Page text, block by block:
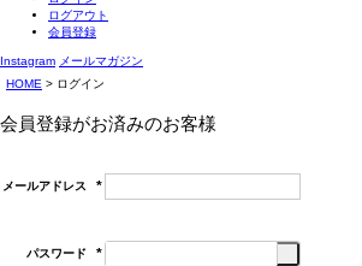
ログアウト
会員登録
Instagram メールマガジン
HOME
ログイン
会員登録がお済みのお客様
メールアドレス
(必
パスワード